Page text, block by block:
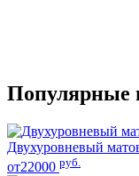
Популярные
Двухуровневый
от22000 руб.